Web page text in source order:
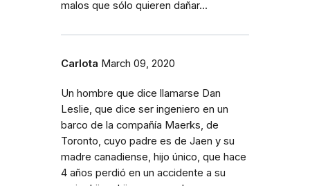
malos que sólo quieren dañar...
Carlota March 09, 2020
Un hombre que dice llamarse Dan
Leslie, que dice ser ingeniero en un
barco de la compañía Maerks, de
Toronto, cuyo padre es de Jaen y su
madre canadiense, hijo único, que hace
4 años perdió en un accidente a su